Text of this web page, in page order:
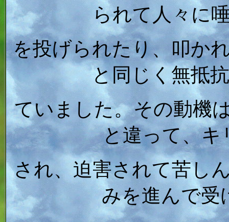
られて人々に
を投げられたり、叩か
と同じく無抵
ていました。その動機
と違って、キ
され、迫害されて苦し
みを進んで受